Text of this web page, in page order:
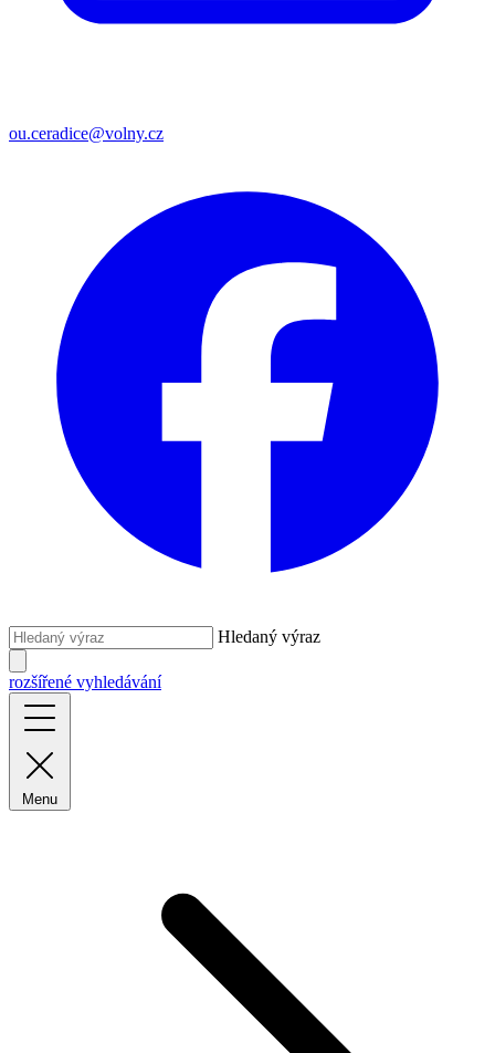
ou.ceradice@volny.cz
Hledaný výraz
rozšířené vyhledávání
Menu